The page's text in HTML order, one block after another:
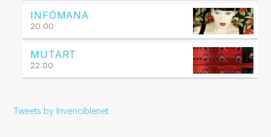
INFÓMANA
20:00
MUTART
22:00
Tweets by Invenciblenet